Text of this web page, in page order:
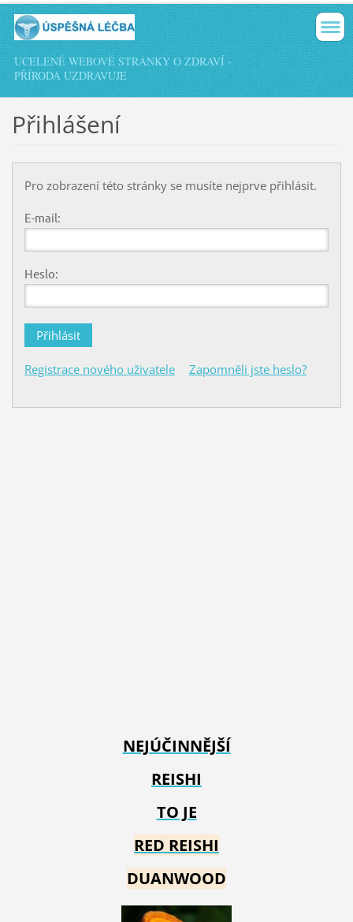
UCELENÉ WEBOVÉ STRÁNKY O ZDRAVÍ -
PŘÍRODA UZDRAVUJE
Přihlášení
Pro zobrazení této stránky se musíte nejprve přihlásit.
E-mail:
Heslo:
Registrace nového uživatele Zapomněli jste heslo?
NEJÚČINNĚJŠÍ
REISHI
TO JE
RED REISHI
DUANWOOD